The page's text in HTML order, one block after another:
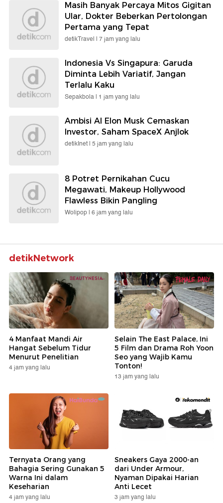
Masih Banyak Percaya Mitos Gigitan
Ular, Dokter Beberkan Pertolongan
Pertama yang Tepat
detikTravel | 7 jam yang lalu
Indonesia Vs Singapura: Garuda
Diminta Lebih Variatif, Jangan
Terlalu Kaku
Sepakbola | 1 jam yang lalu
Ambisi AI Elon Musk Cemaskan
Investor, Saham SpaceX Anjlok
detikInet | 5 jam yang lalu
8 Potret Pernikahan Cucu
Megawati, Makeup Hollywood
Flawless Bikin Pangling
Wolipop | 6 jam yang lalu
detikNetwork
4 Manfaat Mandi Air
Hangat Sebelum Tidur
Menurut Penelitian
4 jam yang lalu
Selain The East Palace, Ini
5 Film dan Drama Roh Yoon
Seo yang Wajib Kamu
Tonton!
13 jam yang lalu
Ternyata Orang yang
Bahagia Sering Gunakan 5
Warna Ini dalam
Keseharian
4 jam yang lalu
Sneakers Gaya 2000-an
dari Under Armour,
Nyaman Dipakai Harian
Anti Lecet
3 jam yang lalu